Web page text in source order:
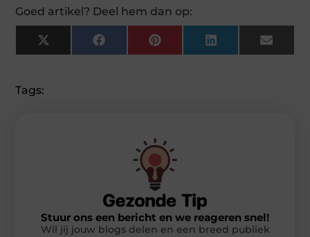
Goed artikel? Deel hem dan op:
X
(Twitter)
FacebookPinterestLinkedInEmail
Tags:
Stuur ons een bericht en we reageren snel!
Wil jij jouw blogs delen en een breed publiek